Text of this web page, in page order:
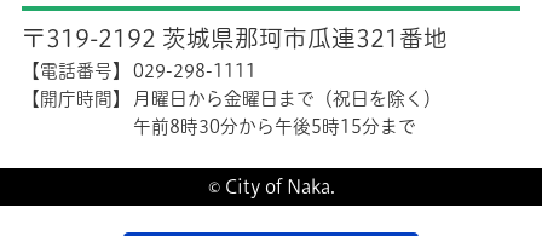
〒319-2192 茨城県那珂市瓜連321番地
【電話番号】
029-298-1111
【開庁時間】
月曜日から金曜日まで（祝日を除く）
午前8時30分から午後5時15分まで
© City of Naka.